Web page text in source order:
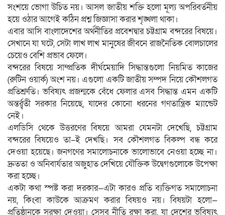
সংশয়ে ভোগা উচিত নয়। আসল জাতীয় শক্তি হলো মূল্য অপরিবর্তনীয়
হয়ে ওঠার আগেই কঠিন প্রশ্ন জিজ্ঞাসা করার শৃঙ্খলা থাকা।
এবার আসি বাংলাদেশের অর্থনীতির প্রবেশদ্বার চট্টগ্রাম বন্দরের বিষয়ে।
সেখানে যা ঘটে, সেটা লাখ লাখ মানুষের জীবনে রাজনৈতিক বোলচালের
চেয়েও বেশি প্রভাব ফেলে।
বন্দরের বিষয়ে সাম্প্রতিক দীর্ঘমেয়াদি সিদ্ধান্তগুলো নিয়মিত কাজের
(রুটিন ওয়ার্ক) অংশ নয়। এগুলো একটি জাতীয় সম্পদ নিয়ে কৌশলগত
প্রতিশ্রুতি। ভবিষ্যৎ প্রজন্মকে বেঁধে ফেলার এসব সিদ্ধান্ত এমন একটি
অন্তর্র্বতী সরকার নিয়েছে, যাদের কোনো ধরনের গণতান্ত্রিক ম্যান্ডেট
নেই।
এলডিসি থেকে উত্তরণের বিষয়ে আমরা যেমনটা দেখেছি, চট্টগ্রাম
বন্দরের বিষয়েও তা–ই দেখছি। সব কৌশলগত বিকল্প বন্ধ করে
দেওয়া হয়েছে। জনগণের সমালোচনাকে ভালোভাবে নেওয়া হচ্ছে না।
দ্রুততা ও অনিবার্যতার অজুহাত দেখিয়ে যৌক্তিক উদ্বেগগুলোকে উপেক্ষা
করা হচ্ছে।
একটা কথা স্পষ্ট করা দরকার—এটা কারও প্রতি ব্যক্তিগত সমালোচনা
নয়, কিংবা কাউকে আক্রমণ করার বিষয়ও নয়। বিষয়টা হলো—
প্রতিষ্ঠানকে সুরক্ষা দেওয়া। সেসব নীতি রক্ষা করা, যা দেশের ভবিষ্যৎ